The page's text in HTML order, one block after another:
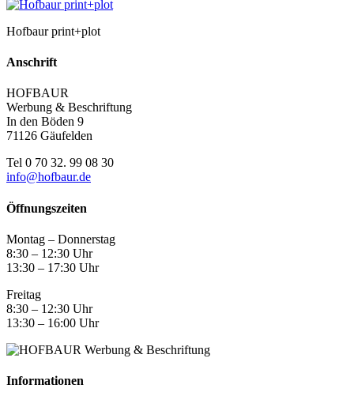
Hofbaur print+plot
Anschrift
HOFBAUR
Werbung & Beschriftung
In den Böden 9
71126 Gäufelden
Tel 0 70 32. 99 08 30
info@hofbaur.de
Öffnungszeiten
Montag – Donnerstag
8:30 – 12:30 Uhr
13:30 – 17:30 Uhr
Freitag
8:30 – 12:30 Uhr
13:30 – 16:00 Uhr
Informationen